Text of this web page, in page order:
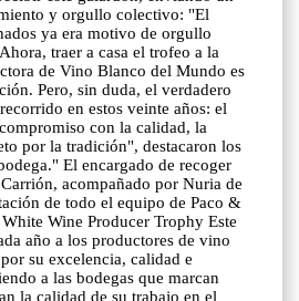
y orgullo colectivo: "El
ya era motivo de orgullo
traer a casa el trofeo a la
de Vino Blanco del Mundo es
Pero, sin duda, el verdadero
en estos veinte años: el
con la calidad, la
por la tradición", destacaron los
El encargado de recoger
acompañado por Nuria de
de todo el equipo de Paco &
Wine Producer Trophy Este
año a los productores de vino
su excelencia, calidad e
a las bodegas que marcan
la calidad de su trabajo en el